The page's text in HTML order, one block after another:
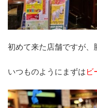
初めて来た店舗ですが、
いつものようにまずは ビ